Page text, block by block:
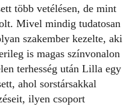
több vetélésen, de mint
Mivel mindig tudatosan
szakember kezelte, aki
is magas színvonalon
terhesség után Lilla egy
ahol sorstársakkal
ilyen csoport